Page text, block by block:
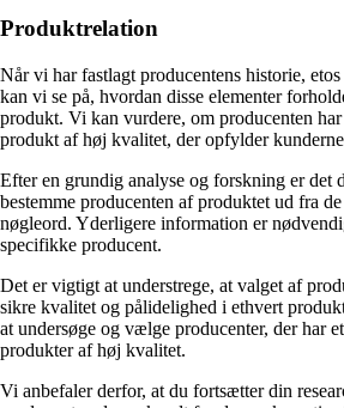
Produktrelation
Når vi har fastlagt producentens historie,
kan vi se på, hvordan disse elementer
produkt. Vi kan vurdere, om producenten
produkt af høj kvalitet, der opfylder
Efter en grundig analyse og forskning er det
bestemme producenten af produktet ud fra
nøgleord. Yderligere information er
specifikke producent.
Det er vigtigt at understrege, at valget af
sikre kvalitet og pålidelighed i ethvert
at undersøge og vælge producenter, der har
produkter af høj kvalitet.
Vi anbefaler derfor, at du fortsætter din